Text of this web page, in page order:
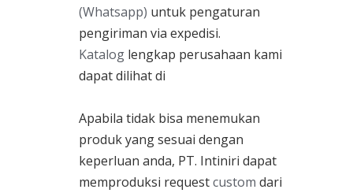
(Whatsapp) untuk pengaturan
pengiriman via expedisi.
Katalog lengkap perusahaan kami
dapat dilihat di
Apabila tidak bisa menemukan
produk yang sesuai dengan
keperluan anda, PT. Intiniri dapat
memproduksi requestcustom dari